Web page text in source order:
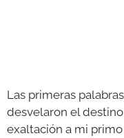
Las primeras
desvelaron el
exaltación a mi